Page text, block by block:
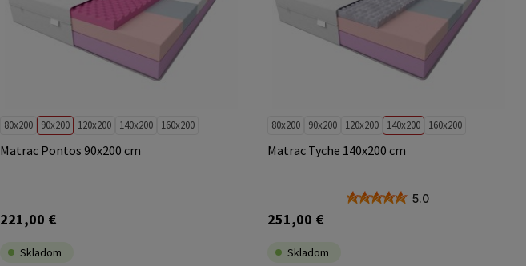
80x200 90x200 120x200 140x200 160x200
Matrac Pontos 90x200 cm
221,00 €
Skladom
80x200 90x200 120x200 140x200 160x200
Matrac Tyche 140x200 cm
5.0
251,00 €
Skladom